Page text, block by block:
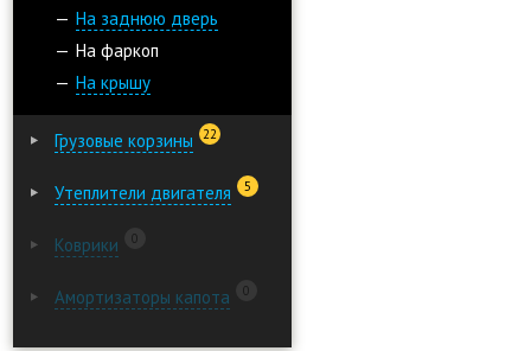
На заднюю дверь
На фаркоп
На крышу
Грузовые корзины 22
Утеплители двигателя 5
Коврики 0
Амортизаторы капота 0